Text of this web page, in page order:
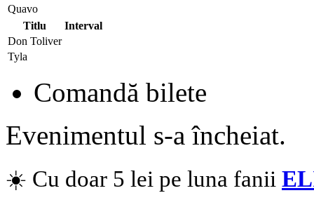
Quavo
Titlu
Interval
Don Toliver
Tyla
Comandă bilete
Evenimentul s-a încheiat.
☀️ Cu doar 5 lei pe luna fanii